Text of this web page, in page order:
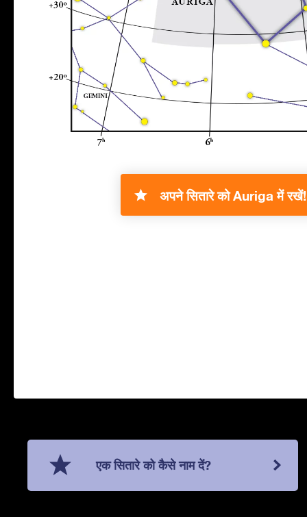
अपने सितारे को Auriga में रखें!
एक सितारे को कैसे नाम दें?